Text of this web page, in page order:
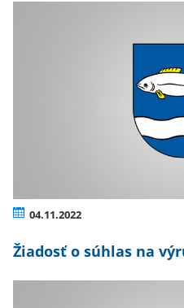
04.11.2022
Žiadosť o súhlas na